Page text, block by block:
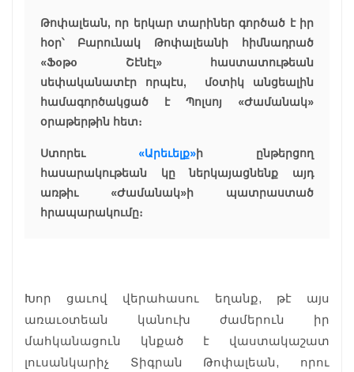
Թոփալեան, որ երկար տարիներ գործած է իր
հօր՝ Բարունակ Թոփալեանի հիմնադրած
«Ֆoթo Շէնէլ» հաստատութեան
սեփականատէր որպէս, մօտիկ անցեալին
համագործակցած է Պոլսոյ «Ժամանակ»
օրաթերթին հետ։
Ստորեւ «Արեւելք»ի ընթերցող
հասարակութեան կը ներկայացնենք այդ
առթիւ «Ժամանակ»ի պատրաստած
հրապարակումը։
Խոր ցաւով վերահասու եղանք, թէ այս
առաւօտեան կանուխ ժամերուն իր
մահկանացուն կնքած է վաստակաշատ
լուսանկարիչ Տիգրան Թոփալեան, որու